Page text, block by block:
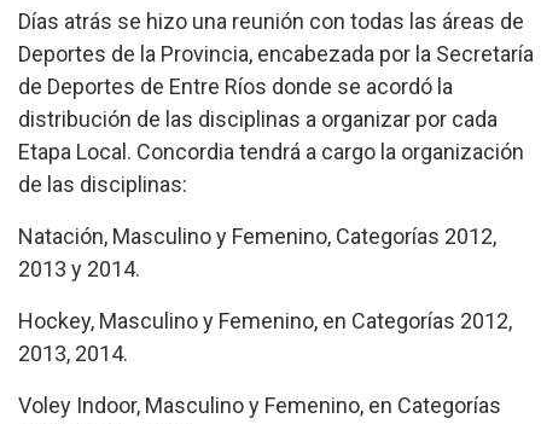
»
Judiciales
»
Política
Días atrás se hizo una reunión con todas las áreas de
Deportes de la Provincia, encabezada por la Secretaría
de Deportes de Entre Ríos donde se acordó la
distribución de las disciplinas a organizar por cada
Etapa Local. Concordia tendrá a cargo la organización
de las disciplinas:
Natación, Masculino y Femenino, Categorías 2012,
2013 y 2014.
Hockey, Masculino y Femenino, en Categorías 2012,
2013, 2014.
Voley Indoor, Masculino y Femenino, en Categorías